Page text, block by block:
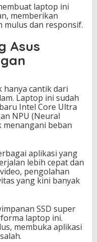
laptop ini
memberikan
mulus dan responsif.
Asus
hanya cantik dari
Laptop ini sudah
Intel Core Ultra
NPU (Neural
beban
aplikasi yang
lebih cepat dan
pengolahan
yang kini banyak
SSD super
laptop ini.
membuka aplikasi